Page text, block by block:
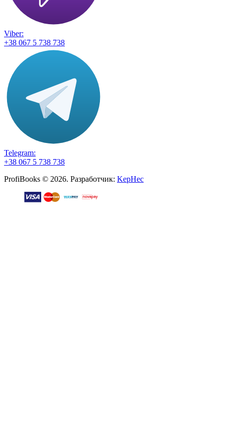
Viber:
+38 067 5 738 738
Telegram:
+38 067 5 738 738
ProfiBooks © 2026. Разработчик: KepHec